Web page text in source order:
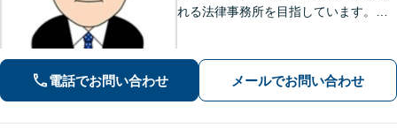
れる法律事務所を目指しています。相
います。早期解決には、早めのご相談
が肝要です。
電話でお問い合わせ メールでお問い合わせ